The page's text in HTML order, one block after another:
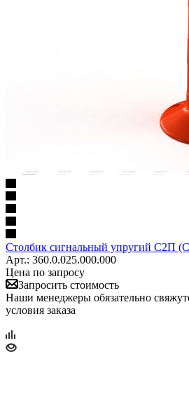
Столбик сигнальный упругий С2П
Арт.: 360.0.025.000.000
Цена по запросу
Запросить стоимость
Наши менеджеры обязательно
условия заказа